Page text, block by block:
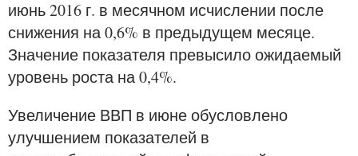
июнь 2016 г. в месячном исчислении после
снижения на 0,6% в предыдущем месяце.
Значение показателя превысило ожидаемый
уровень роста на 0,4%.
Увеличение ВВП в июне обусловлено
улучшением показателей в